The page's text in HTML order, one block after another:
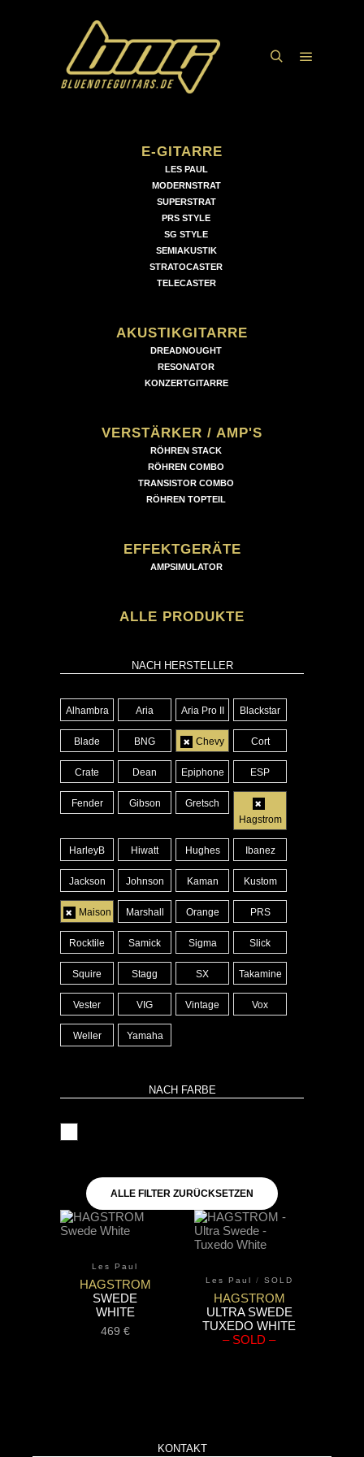
Les Paul
HAGSTROM
SWEDE
WHITE
469 €
Les Paul / SOLD
HAGSTROM
ULTRA SWEDE
TUXEDO WHITE
– SOLD –
E-GITARRE
LES PAUL
MODERNSTRAT
SUPERSTRAT
PRS STYLE
SG STYLE
SEMIAKUSTIK
STRATOCASTER
TELECASTER
AKUSTIKGITARRE
DREADNOUGHT
RESONATOR
KONZERTGITARRE
VERSTÄRKER / AMP'S
RÖHREN STACK
RÖHREN COMBO
TRANSISTOR COMBO
RÖHREN TOPTEIL
EFFEKTGERÄTE
AMPSIMULATOR
ALLE PRODUKTE
NACH HERSTELLER
Alhambra Aria Aria Pro II Blackstar
Blade BNG Chevy Cort
Crate Dean Epiphone ESP
Fender Gibson
Gretsch
Hagstrom
HarleyB Hiwatt Hughes Ibanez
Jackson Johnson Kaman Kustom
Maison Marshall Orange PRS
Rocktile Samick Sigma Slick
Squire Stagg SX Takamine
Vester VIG Vintage Vox
Weller Yamaha
NACH FARBE
ALLE FILTER ZURÜCKSETZEN
KONTAKT